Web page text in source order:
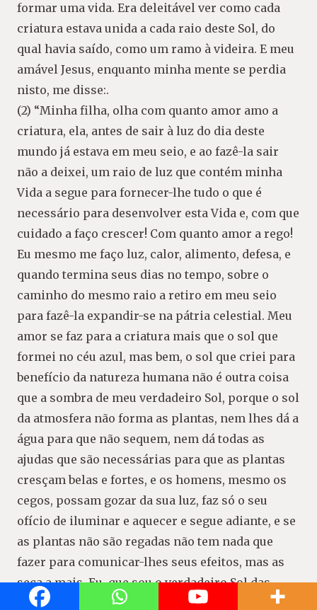
formar uma vida. Era deleitável ver como cada
criatura estava unida a cada raio deste Sol, do
qual havia saído, como um ramo à videira. E meu
amável Jesus, enquanto minha mente se perdia
nisto, me disse:.
(2) “Minha filha, olha com quanto amor amo a
criatura, ela, antes de sair à luz do dia deste
mundo já estava em meu seio, e ao fazê-la sair
não a deixei, um raio de luz que contém minha
Vida a segue para fornecer-lhe tudo o que é
necessário para desenvolver esta Vida e, com que
cuidado a faço crescer! Com quanto amor a rego!
Eu mesmo me faço luz, calor, alimento, defesa, e
quando termina seus dias no tempo, sobre o
caminho do mesmo raio a retiro em meu seio
para fazê-la expandir-se na pátria celestial. Meu
amor se faz para a criatura mais que o sol que
formei no céu azul, mas bem, o sol que criei para
benefício da natureza humana não é outra coisa
que a sombra de meu verdadeiro Sol, porque o sol
da atmosfera não forma as plantas, nem lhes dá a
água para que não sequem, nem dá todas as
ajudas que são necessárias para que as plantas
cresçam belas e fortes, e os homens, mesmo os
cegos, possam gozar da sua luz, faz só o seu
ofício de iluminar e aquecer e segue adiante, e se
as plantas não são regadas não tem nada que
fazer para comunicar-lhes seus efeitos, mas as
seca a mais. Eu, que sou o verdadeiro Sol das
almas, não as deixo nem de noite nem de dia, eu